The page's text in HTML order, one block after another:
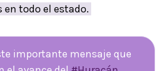
todo el estado.
importante mensaje que